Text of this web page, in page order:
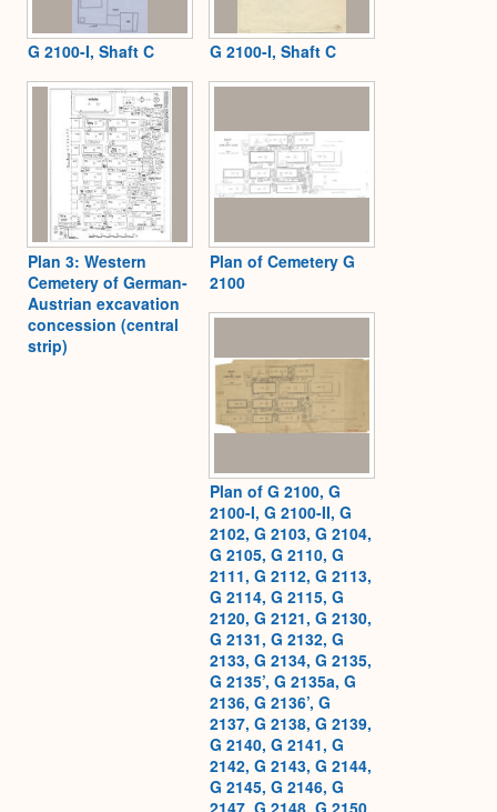
G 2100-I, Shaft C G 2100-I, Shaft C
Plan 3: Western
Cemetery of German-
Austrian excavation
concession (central
strip)
Plan of Cemetery G
2100
Plan of G 2100, G
2100-I, G 2100-II, G
2102, G 2103, G 2104,
G 2105, G 2110, G
2111, G 2112, G 2113,
G 2114, G 2115, G
2120, G 2121, G 2130,
G 2131, G 2132, G
2133, G 2134, G 2135,
G 2135’, G 2135a, G
2136, G 2136’, G
2137, G 2138, G 2139,
G 2140, G 2141, G
2142, G 2143, G 2144,
G 2145, G 2146, G